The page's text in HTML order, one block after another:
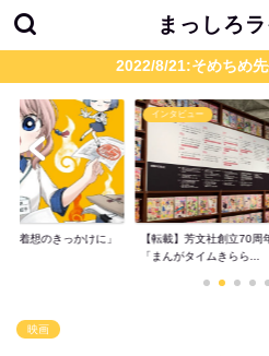
まっしろ
2022/8/21:そめちめ
が着想のきっかけに」
インタビュー
【転載】芳文社創立70周
「まんがタイムきらら...
映画